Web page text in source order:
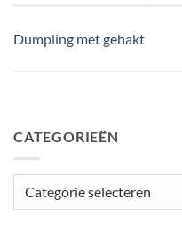
Dumpling met gehakt
CATEGORIEËN